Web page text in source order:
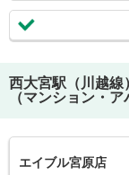
西大宮駅（川越線
（マンション・
エイブル宮原店